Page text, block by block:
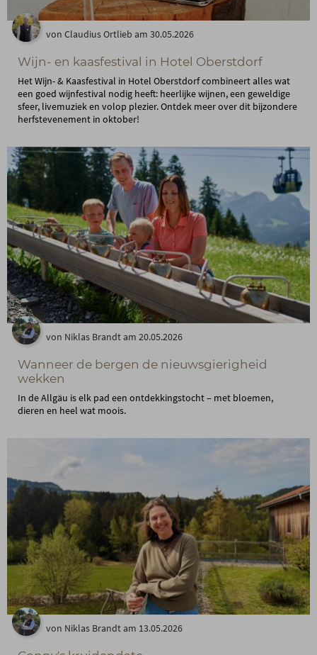
von Claudius Ortlieb am 30.05.2026
Wijn- en kaasfestival in Hotel Oberstdorf
Het Wijn- & Kaasfestival in Hotel Oberstdorf combineert alles wat
een goed wijnfestival nodig heeft: heerlijke wijnen, een geweldige
sfeer, livemuziek en volop plezier. Ontdek meer over dit bijzondere
herfstevenement in oktober!
von Niklas Brandt am 20.05.2026
Wanneer de bergen de nieuwsgierigheid
wekken
In de Allgäu is elk pad een ontdekkingstocht – met bloemen,
dieren en heel wat moois.
von Niklas Brandt am 13.05.2026